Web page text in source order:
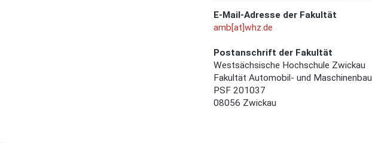
E-Mail-Adresse der Fakultät
amb[at]whz.de
Postanschrift der Fakultät
Westsächsische Hochschule Zwickau
Fakultät Automobil- und Maschinenbau
PSF 201037
08056 Zwickau